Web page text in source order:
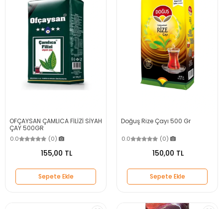
OFÇAYSAN ÇAMLICA FİLİZİ SİYAH
ÇAY 500GR
0.0 (0)
155,00 TL
Sepete Ekle
Doğuş Rize Çayı 500 Gr
0.0 (0)
150,00 TL
Sepete Ekle